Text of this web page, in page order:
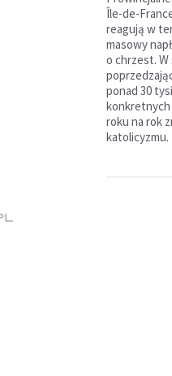
Île-de-
reagują w
masowy
o chrzest.
ponad 30
konkretnych
roku na rok
katolicyzmu.